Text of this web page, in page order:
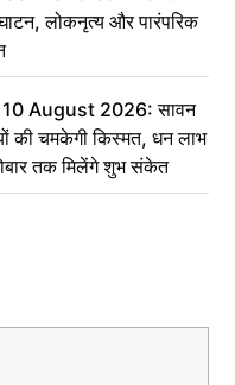
लोकनृत्य और पारंपरिक
August 2026: सावन
की चमकेगी किस्मत, धन लाभ
तक मिलेंगे शुभ संकेत